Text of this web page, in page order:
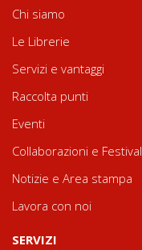
Chi siamo
Le Librerie
Servizi e vantaggi
Raccolta punti
Eventi
Collaborazioni e Festival
Notizie e Area stampa
Lavora con noi
SERVIZI